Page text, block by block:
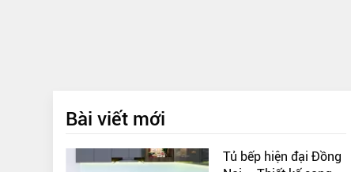
Bài viết mới
Tủ bếp hiện đại Đồng